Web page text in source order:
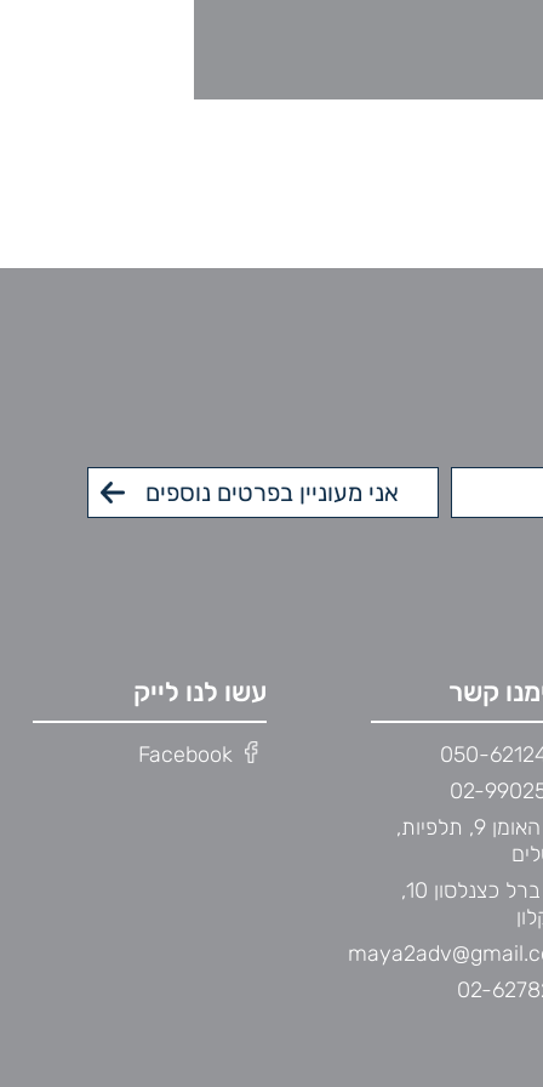
קשר
050-
02-
רח' האומן 9, תלפיות,
רח' ברל כצנלסון 10,
02-
עשו לנו לייק
Facebook